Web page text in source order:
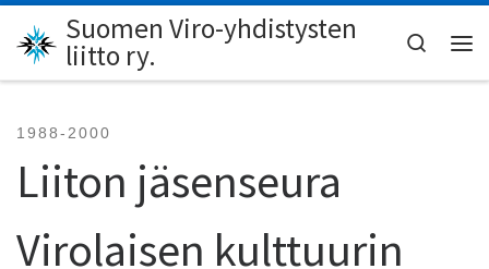
Skip to content
Suomen Viro-yhdistysten
liitto ry.
Search
1988-2000
Liiton jäsenseura
Virolaisen kulttuurin